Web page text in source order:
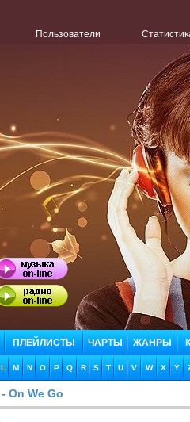
Пользователи
ПЛЕЙЛИСТЫ ЧАРТЫ ЖАНРЫ
L M N O P Q R S T U V W X Y
- On We Go